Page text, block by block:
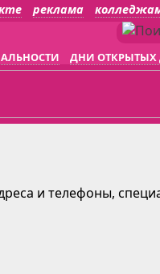
реклама
ДНИ ОТКРЫТЫХ
и телефоны,